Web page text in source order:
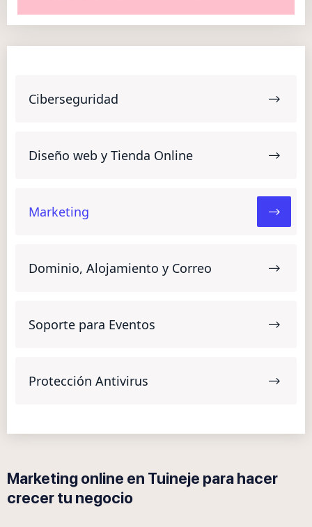
Ciberseguridad
Diseño web y Tienda Online
Marketing
Dominio, Alojamiento y Correo
Soporte para Eventos
Protección Antivirus
Marketing online en Tuineje para hacer
crecer tu negocio